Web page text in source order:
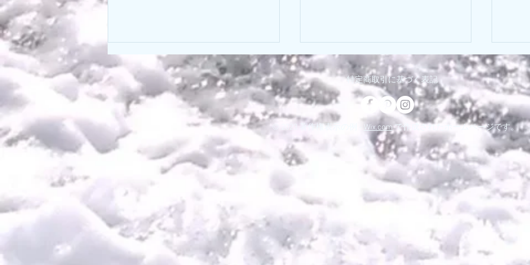
電話番号変更のお知らせ。
現在ご予約時にお電話を頂いてお
ります電話番号が6月末にて変更
となります。 現在SOUTHの電話
番号をご登録して頂いております
お客様、大変お手数では御座いま
すが、以下の電話番号にご登録の
変更を宜しくお願い致します。
新しいお問い合わせ番号
09092383373 6月末まではどちら
の番号も繋がります。 どうぞよ
ろしくお願い致しますm(_ _)m
最新釣果はこちら👇
ブログの不具合により釣果写真の
投稿が出来ない状況となっており
ます😭 お手数ですが、以下のサ
イトにて最新釣果をご確認くださ
い🙏 釣り速報 https://www.free-
style-south.com/choka/ インスタ
https://www.instagram.com/south.f
ishing_?
4月
特定商取引に基づく表記
© 2023 著作権表示の例 - Wix.comで作成されたホームページです。